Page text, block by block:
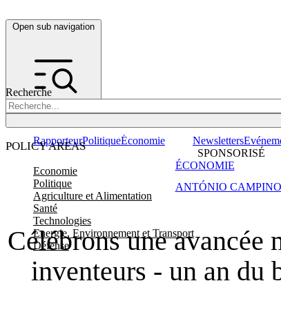
Open sub navigation
Recherche
POLICY AREAS
Economie
Politique
Agriculture et Alimentation
Santé
Technologies
Energie, Environnement et Transport
Défense
RapporteurPolitiqueÉconomie Newsletters
Célébrons une avancée
inventeurs - un an du
SPONSORISÉ
ANTÓNIO
ÉCONOMIE